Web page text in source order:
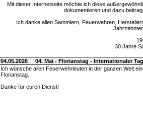
Mit dieser Internetseite möchte ich diese
dokumentieren und dazu
Ich danke allen Sammlern, Feuerwehren,
30 Jahre
04.05.2026
04. Mai - Florianstag - Internationaler
Ich wünsche allen Feuerwehrleuten in der ganzen Welt
Florianstag.
Danke für euren Dienst!